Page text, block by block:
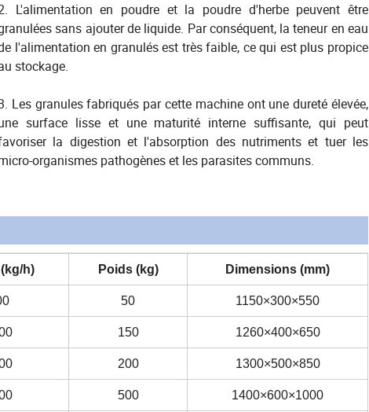
L'alimentation en poudre et la poudre d'herbe peuvent être
sans ajouter de liquide. Par conséquent, la teneur en eau
l'alimentation en granulés est très faible, ce qui est plus propice
stockage.
Les granules fabriqués par cette machine ont une dureté élevée,
surface lisse et une maturité interne suffisante, qui peut
la digestion et l'absorption des nutriments et tuer les
organismes pathogènes et les parasites communs.
h) Poids (kg) Dimensions (mm)
50 1150×300×550
150 1260×400×650
200 1300×500×850
500 1400×600×1000